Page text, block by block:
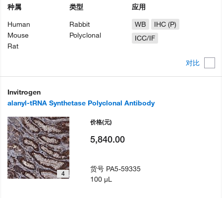
对比
种属
Human
Mouse
Rat
类型
Rabbit
Polyclonal
应用
WB
IHC (P)
ICC/IF
Invitrogen
alanyl-tRNA Synthetase Polyclonal Antibody
4
价格(元)
5,840.00
货号 PA5-59335
100 µL